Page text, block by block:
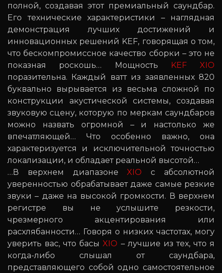
полной, создавая этот премиальный саундбар.
Его технические характеристики – наглядная
демонстрация лучших достижений и
инновационных решений KEF, говорящая о том,
что бескомпромиссное качество сборки – это не
показная роскошь… Мощность KEF XIO
поразительна. Каждый ватт из заявленных 820
буквально вырывается из весьма сложной по
конструкции акустической системы, создавая
звуковую сцену, которую по меркам саундбаров
можно назвать огромной – и настолько же
впечатляющей… Что особенно важно, она
характеризуется и исключительной точностью
локализации, и обладает реальной высотой…
…В верхнем диапазонеXIO с абсолютной
уверенностью обрабатывает даже самые резкие
звуки – даже на высокой громкости. В верхнем
регистре вы не услышите резкости,
чрезмерного акцентирования или
расхлябанности… Говоря о низких частотах, могу
уверить вас, что басыXIO – лучшие из тех, что я
когда-либо слышал от саундбара,
представляющего собой одно самостоятельное